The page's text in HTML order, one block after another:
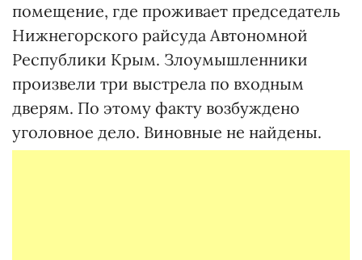
помещение, где проживает председатель
Нижнегорского райсуда Автономной
Республики Крым. Злоумышленники
произвели три выстрела по входным
дверям. По этому факту возбуждено
уголовное дело. Виновные не найдены.